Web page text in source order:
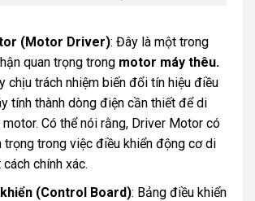
(Motor Driver): Đây là một trong
quan trọng trong motor máy thêu.
chịu trách nhiệm biến đổi tín hiệu điều
tính thành dòng điện cần thiết để di
motor. Có thể nói rằng, Driver Motor có
trọng trong việc điều khiển động cơ di
chính xác.
(Control Board): Bảng điều khiển